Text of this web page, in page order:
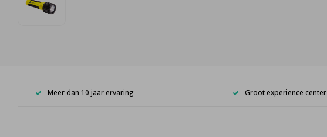
Meer dan 10 jaar ervaring Groot experience center